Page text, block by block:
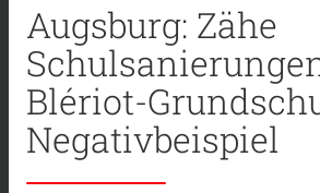
Augsburg: Zähe
Blériot-
Negativbeispiel